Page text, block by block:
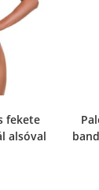
fekete
alsóval